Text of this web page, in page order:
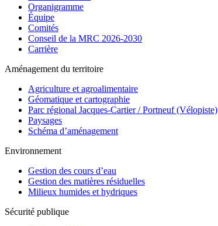
Organigramme
Équipe
Comités
Conseil de la MRC 2026-2030
Carrière
Aménagement du territoire
Agriculture et agroalimentaire
Géomatique et cartographie
Parc régional Jacques-Cartier / Portneuf (Vélopiste)
Paysages
Schéma d’aménagement
Environnement
Gestion des cours d’eau
Gestion des matières résiduelles
Milieux humides et hydriques
Sécurité publique